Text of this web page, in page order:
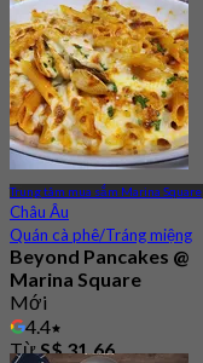
Trung tâm mua sắm Marina Square
Châu Âu
Quán cà phê/Tráng miệng
Beyond Pancakes @
Marina Square
Mới
4.4
TừS$ 31.66